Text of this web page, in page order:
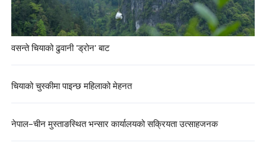
वसन्ते चियाको ढुवानी 'ड्रोन' बाट
चियाको चुस्कीमा पाइन्छ महिलाको मेहनत
नेपाल–चीन मुस्ताङस्थित भन्सार कार्यालयको सक्रियता उत्साहजनक